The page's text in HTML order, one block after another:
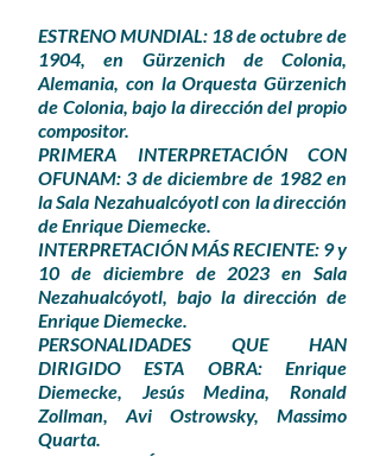
ESTRENO MUNDIAL: 18 de octubre de
1904, en Gürzenich de Colonia,
Alemania, con la Orquesta Gürzenich
de Colonia, bajo la dirección del propio
compositor.
PRIMERA INTERPRETACIÓN CON
OFUNAM: 3 de diciembre de 1982 en
la Sala Nezahualcóyotl con la dirección
de Enrique Diemecke.
INTERPRETACIÓN MÁS RECIENTE: 9 y
10 de diciembre de 2023 en Sala
Nezahualcóyotl, bajo la dirección de
Enrique Diemecke.
PERSONALIDADES QUE HAN
DIRIGIDO ESTA OBRA: Enrique
Diemecke, Jesús Medina, Ronald
Zollman, Avi Ostrowsky, Massimo
Quarta.